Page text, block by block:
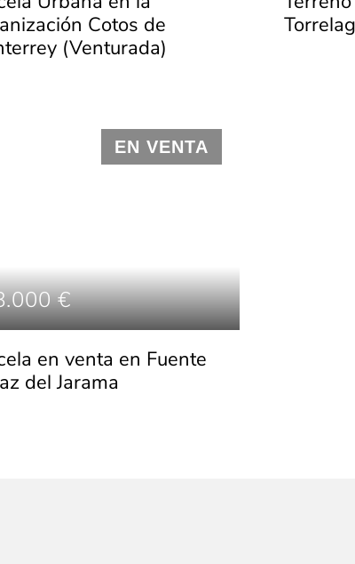
Cotos de
(Venturada)
EN VENTA
€
en venta en Fuente
del Jarama